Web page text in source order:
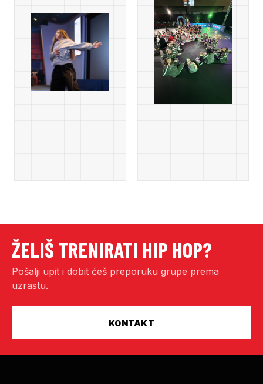
ŽELIŠ TRENIRATI HIP HOP?
Pošalji upit i dobit ćeš preporuku grupe prema
uzrastu.
KONTAKT